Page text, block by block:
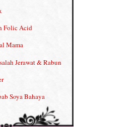
Folic Acid
Mama
Jerawat & Rabun
Soya Bahaya
Paling HOT